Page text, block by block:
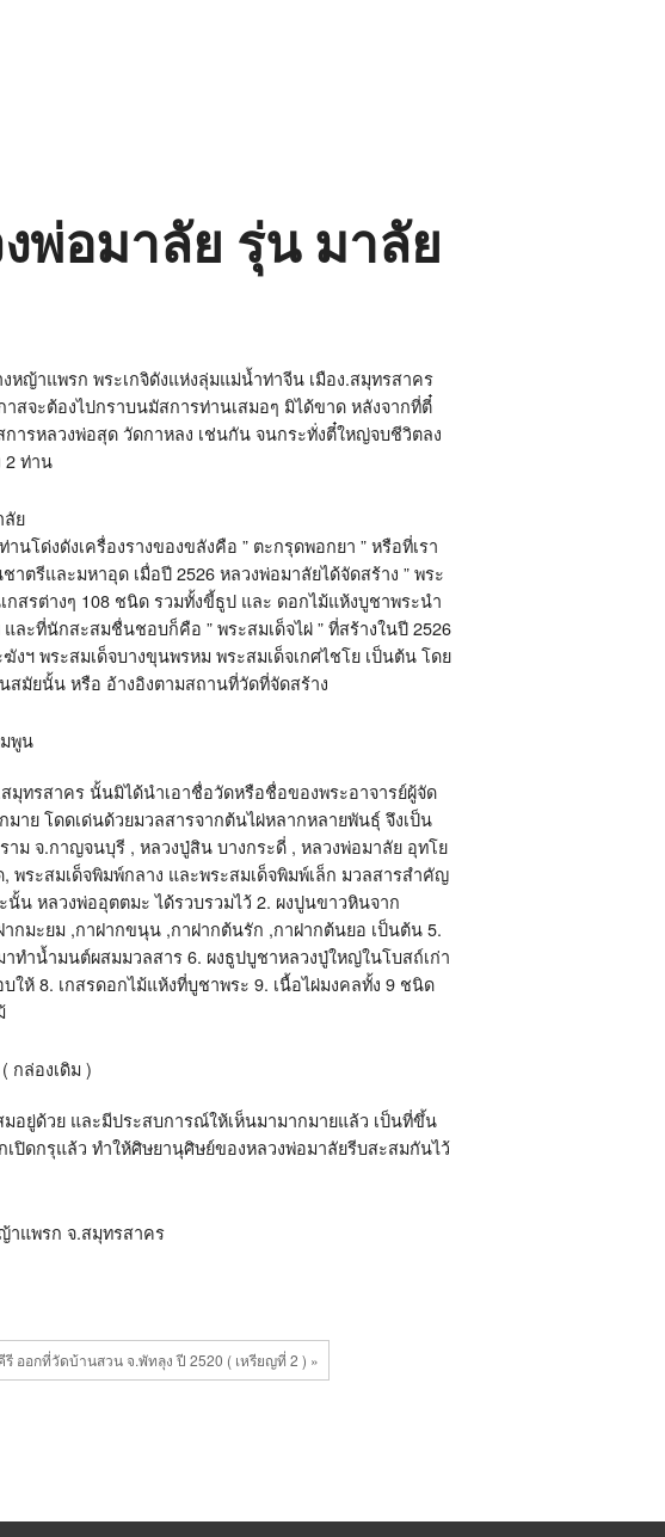
พ่อมาลัย รุ่น มาลัย
ญ้าแพรก พระเกจิดังแห่งลุ่มแม่น้ำท่าจีน เมือง.สมุทรสาคร
สจะต้องไปกราบนมัสการท่านเสมอๆ มิได้ขาด หลังจากที่ตี๋
ารหลวงพ่อสุด วัดกาหลง เช่นกัน จนกระทั่งตี๋ใหญ่จบชีวิตลง
2 ท่าน
ลัย
โด่งดังเครื่องรางของขลังคือ ” ตะกรุดพอกยา ” หรือที่เรา
ตรีและมหาอุด เมื่อปี 2526 หลวงพ่อมาลัยได้จัดสร้าง ” พระ
สรต่างๆ 108 ชนิด รวมทั้งขี้ธูป และ ดอกไม้แห้งบูชาพระนำ
ละที่นักสะสมชื่นชอบก็คือ ” พระสมเด็จไผ่ ” ที่สร้างในปี 2526
งฯ พระสมเด็จบางขุนพรหม พระสมเด็จเกศไชโย เป็นต้น โดย
สมัยนั้น หรือ อ้างอิงตามสถานที่วัดที่จัดสร้าง
พูน
มุทรสาคร นั้นมิได้นำเอาชื่อวัดหรือชื่อของพระอาจารย์ผู้จัด
าย โดดเด่นด้วยมวลสารจากต้นไผ่หลากหลายพันธุ์ จึงเป็น
าม จ.กาญจนบุรี , หลวงปู่สิน บางกระดี่ , หลวงพ่อมาลัย อุทโย
ระสมเด็จพิมพ์กลาง และพระสมเด็จพิมพ์เล็ก มวลสารสำคัญ
น หลวงพ่ออุตตมะ ได้รวบรวมไว้ 2. ผงปูนขาวหินจาก
กมะยม ,กาฝากขนุน ,กาฝากต้นรัก ,กาฝากต้นยอ เป็นต้น 5.
ทำน้ำมนต์ผสมมวลสาร 6. ผงธูปบูชาหลวงปู่ใหญ่ในโบสถ์เก่า
ห้ 8. เกสรดอกไม้แห้งที่บูชาพระ 9. เนื้อไผ่มงคลทั้ง 9 ชนิด
กล่องเดิม )
มอยู่ด้วย และมีประสบการณ์ให้เห็นมามากมายแล้ว เป็นที่ขึ้น
ปิดกรุแล้ว ทำให้ศิษยานุศิษย์ของหลวงพ่อมาลัยรีบสะสมกันไว้
าแพรก จ.สมุทรสาคร
ออกที่วัดบ้านสวน จ.พัทลุง ปี 2520 ( เหรียญที่ 2 ) »